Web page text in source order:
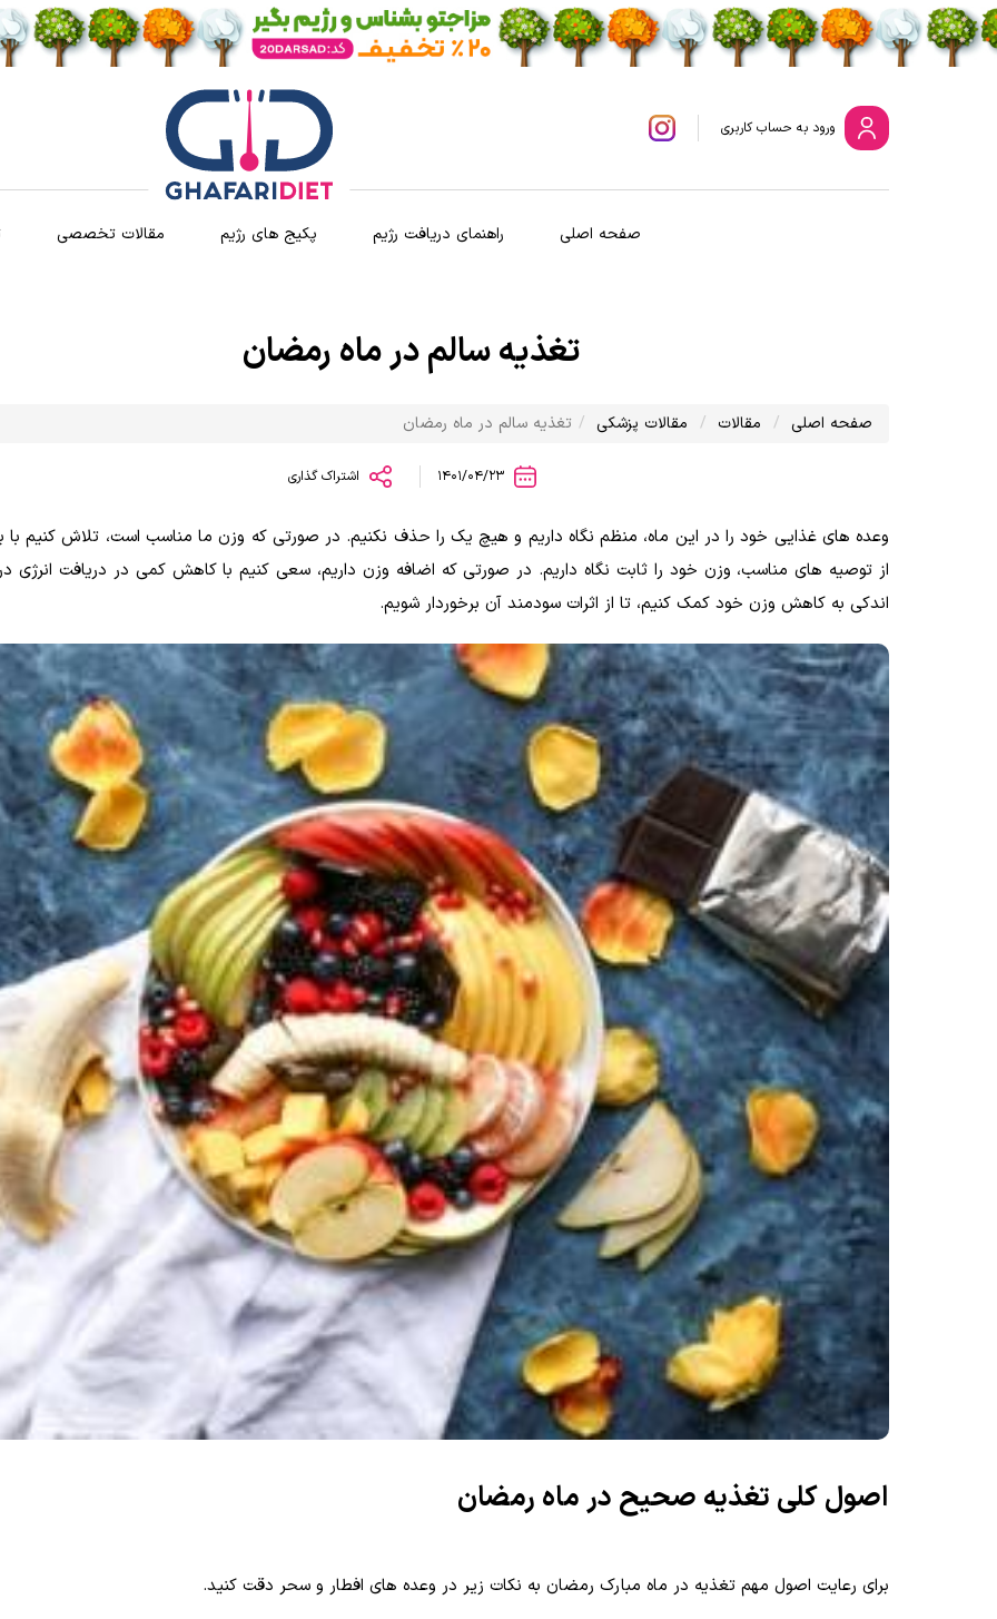
ورود به حساب کاربری
صفحه اصلی راهنمای دریافت رژیم پکیج های رژیم مقالات تخصصی
تغذیه سالم در ماه رمضان
صفحه اصلی مقالات مقالات پزشکی تغذیه سالم در ماه رمضان
1401/04/23 اشتراک گذاری
وعده های غذایی خود را در این ماه، منظم نگاه داریم و هیچ یک را حذف نکنیم. در صورتی که وزن ما مناسب است، تلاش کنیم با
از توصیه ­های مناسب، وزن خود را ثابت نگاه داریم. در صورتی که اضافه وزن داریم، سعی کنیم با کاهش کمی در دریافت انرژی
اندکی به کاهش وزن خود کمک کنیم، تا از اثرات سودمند آن برخوردار شویم.
اصول کلی تغذیه صحیح در ماه رمضان
برای رعایت اصول مهم تغذیه در ماه مبارک رمضان به نکات زیر در وعده های افطار و سحر دقت کنید.